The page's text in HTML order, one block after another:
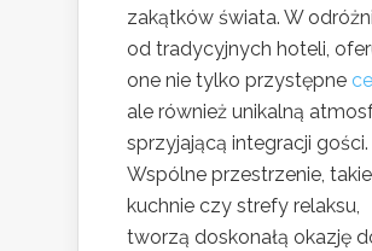
zakątków świata. W
od tradycyjnych hoteli,
one nie tylko przystępne
ale również unikalną
sprzyjającą integracji gości.
Wspólne przestrzenie,
kuchnie czy strefy relaksu,
tworzą doskonałą okazję